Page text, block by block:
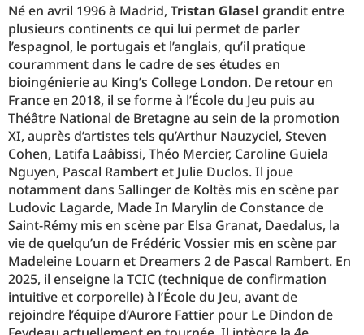
Né en avril 1996 à Madrid, Tristan Glasel grandit entre
plusieurs continents ce qui lui permet de parler
l’espagnol, le portugais et l’anglais, qu’il pratique
couramment dans le cadre de ses études en
bioingénierie au King’s College London. De retour en
France en 2018, il se forme à l’École du Jeu puis au
Théâtre National de Bretagne au sein de la promotion
XI, auprès d’artistes tels qu’Arthur Nauzyciel, Steven
Cohen, Latifa Laâbissi, Théo Mercier, Caroline Guiela
Nguyen, Pascal Rambert et Julie Duclos. Il joue
notamment dans Sallinger de Koltès mis en scène par
Ludovic Lagarde, Made In Marylin de Constance de
Saint-Rémy mis en scène par Elsa Granat, Daedalus, la
vie de quelqu’un de Frédéric Vossier mis en scène par
Madeleine Louarn et Dreamers 2 de Pascal Rambert. En
2025, il enseigne la TCIC (technique de confirmation
intuitive et corporelle) à l’École du Jeu, avant de
rejoindre l’équipe d’Aurore Fattier pour Le Dindon de